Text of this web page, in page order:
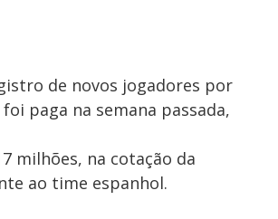
de novos jogadores por
paga na semana passada,
milhões, na cotação da
ao time espanhol.